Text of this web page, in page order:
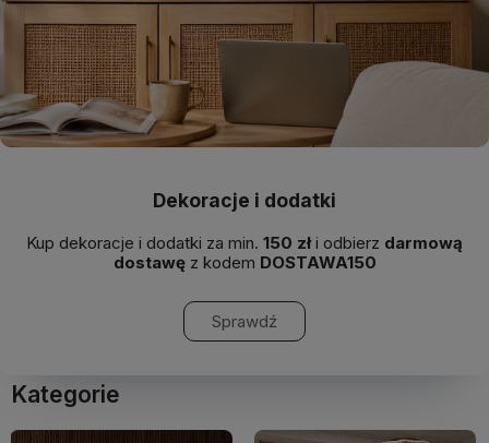
Dekoracje i dodatki
Kup dekoracje i dodatki za min. 150 zł i odbierz darmową
dostawęz kodem DOSTAWA150
Sprawdź
Kategorie